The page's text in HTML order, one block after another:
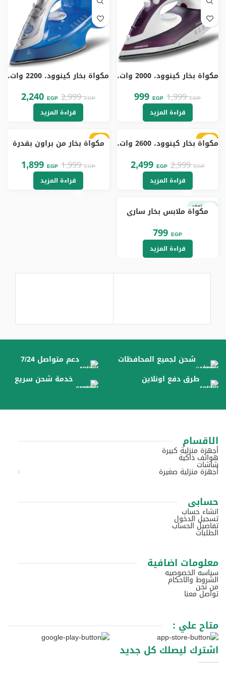
مكواة بخار كينوود، 2000 وات،
1,999EGP
999EGP
قراءة المزيد
مكواة بخار كينوود، 2200 وات،
2,999EGP
2,240EGP
قراءة المزيد
-17%
غير متوفر
مكواة بخار كينوود، 2600 وات،
2,999EGP
2,499 EGP
قراءة المزيد
-5%
غير متوفر
مكواة بخار من براون بقدرة
Si 10501,999EGP
1,899EGP
قراءة المزيد
غير متوفر
مكواة ملابس بخار ساري
،1500 وات، قاعدة سيراميك،
أبيض*بنفسجي، SR-SI210038-
WP-EG
799EGP
قراءة المزيد
شحن لجميع المحافظات
دعم متواصل 7/24
طرق دفع اونلاين
خدمة شحن سريع
الاقسام
أجهزة منزلية كبيرة
هواتف ذاكية
شاشات
أجهزة منزلية صغيرة
حسابى
انشاء حساب
تسجيل الدخول
تفاصيل الحساب
الطلبات
معلومات اضافية
سياسه الخصوصيه
الشروط والاحكام
من نحن
تواصل معنا
متاح علي :
اشترك ليصلك كل جديد